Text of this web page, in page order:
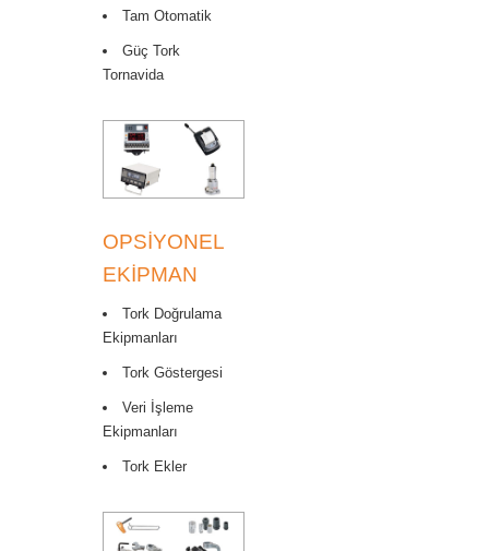
Tam Otomatik
Güç Tork
Tornavida
OPSIYONEL
EKIPMAN
Tork Doğrulama
Ekipmanları
Tork Göstergesi
Veri İşleme
Ekipmanları
Tork Ekler